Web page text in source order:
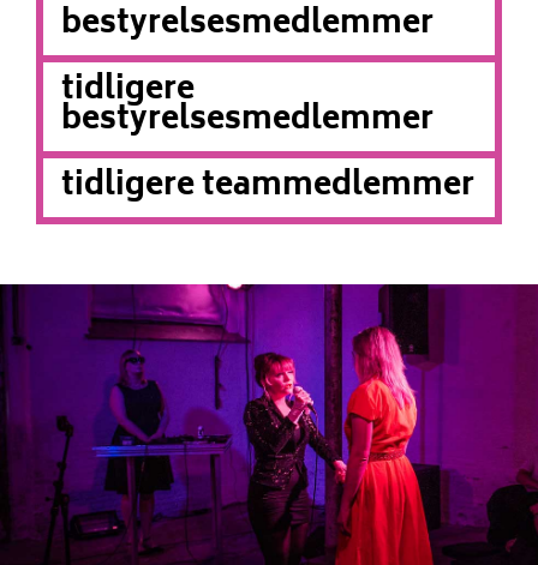
bestyrelsesmedlemmer
tidligere
bestyrelsesmedlemmer
tidligere teammedlemmer